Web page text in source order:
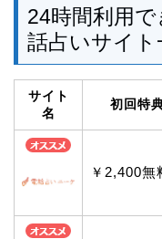
24時間利用
話占いサイト
サイト
名
初回特
￥2,400無